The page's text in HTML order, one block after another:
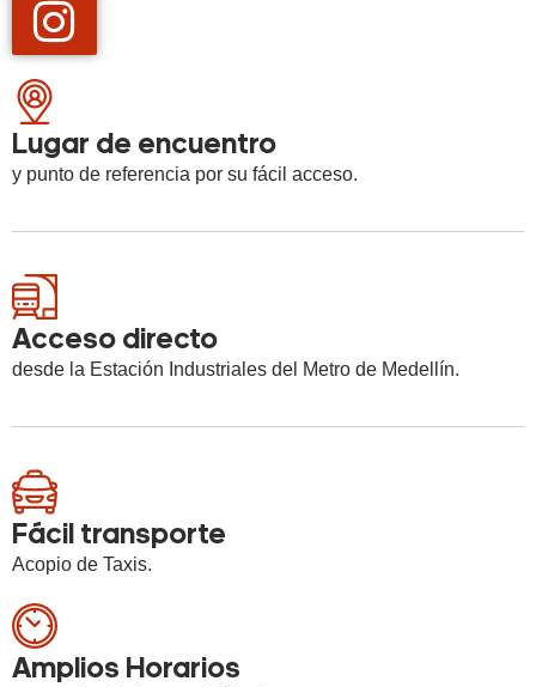
Lugar de encuentro
y punto de referencia por su fácil acceso.
Acceso directo
desde la Estación Industriales del Metro de Medellín.
Fácil transporte
Acopio de Taxis.
Amplios Horarios